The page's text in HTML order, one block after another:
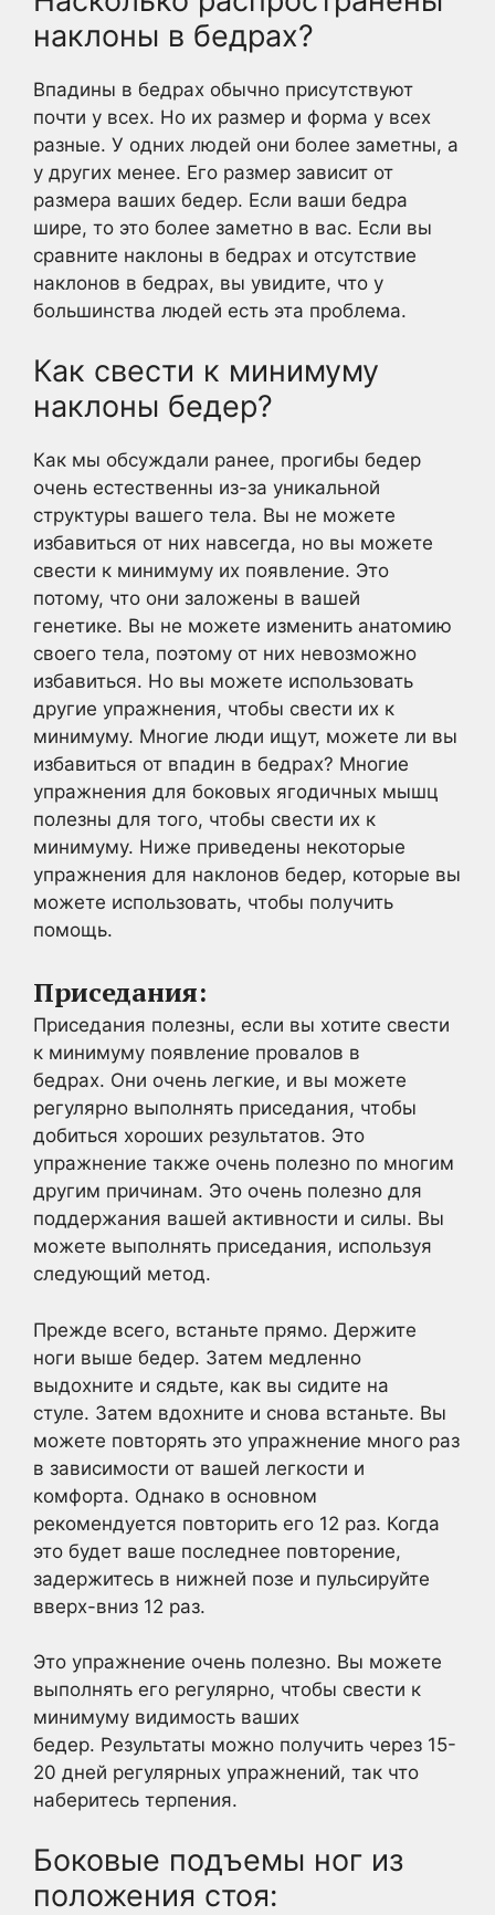
наклоны в бедрах?
Впадины в бедрах обычно присутствуют
почти у всех. Но их размер и форма у всех
разные. У одних людей они более заметны, а
у других менее. Его размер зависит от
размера ваших бедер. Если ваши бедра
шире, то это более заметно в вас. Если вы
сравните наклоны в бедрах и отсутствие
наклонов в бедрах, вы увидите, что у
большинства людей есть эта проблема.
Как свести к минимуму
наклоны бедер?
Как мы обсуждали ранее, прогибы бедер
очень естественны из-за уникальной
структуры вашего тела. Вы не можете
избавиться от них навсегда, но вы можете
свести к минимуму их появление. Это
потому, что они заложены в вашей
генетике. Вы не можете изменить анатомию
своего тела, поэтому от них невозможно
избавиться. Но вы можете использовать
другие упражнения, чтобы свести их к
минимуму. Многие люди ищут, можете ли вы
избавиться от впадин в бедрах? Многие
упражнения для боковых ягодичных мышц
полезны для того, чтобы свести их к
минимуму. Ниже приведены некоторые
упражнения для наклонов бедер, которые вы
можете использовать, чтобы получить
помощь.
Приседания:
Приседания полезны, если вы хотите свести
к минимуму появление провалов в
бедрах. Они очень легкие, и вы можете
регулярно выполнять приседания, чтобы
добиться хороших результатов. Это
упражнение также очень полезно по многим
другим причинам. Это очень полезно для
поддержания вашей активности и силы. Вы
можете выполнять приседания, используя
следующий метод.
Прежде всего, встаньте прямо. Держите
ноги выше бедер. Затем медленно
выдохните и сядьте, как вы сидите на
стуле. Затем вдохните и снова встаньте. Вы
можете повторять это упражнение много раз
в зависимости от вашей легкости и
комфорта. Однако в основном
рекомендуется повторить его 12 раз. Когда
это будет ваше последнее повторение,
задержитесь в нижней позе и пульсируйте
вверх-вниз 12 раз.
Это упражнение очень полезно. Вы можете
выполнять его регулярно, чтобы свести к
минимуму видимость ваших
бедер. Результаты можно получить через 15-
20 дней регулярных упражнений, так что
наберитесь терпения.
Боковые подъемы ног из
положения стоя: